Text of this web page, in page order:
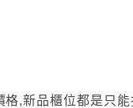
,新品櫃位都是只